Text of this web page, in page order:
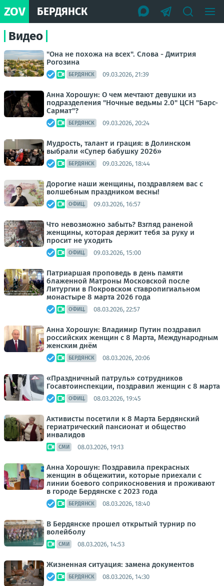
ZOV БЕРДЯНСК
Видео
"Она не похожа на всех". Слова - Дмитрия
Рогозина
БЕРДЯНСК 09.03.2026, 21:39
Анна Хорошун: О чем мечтают девушки из
подразделения "Ночные ведьмы 2.0" ЦСН "Барс-
Сармат"?
БЕРДЯНСК 09.03.2026, 20:24
Мудрость, талант и грация: в Долинском
выбрали «Супер бабушку 2026»
БЕРДЯНСК 09.03.2026, 18:44
Дорогие наши женщины, поздравляем вас с
волшебным праздником весны!
ОФИЦ. 09.03.2026, 16:57
Что невозможно забыть? Взгляд раненой
женщины, которая держит тебя за руку и
просит не уходить
ОФИЦ. 09.03.2026, 15:00
Патриаршая проповедь в день памяти
блаженной Матроны Московской после
Литургии в Покровском ставропигиальном
монастыре 8 марта 2026 года
ОФИЦ. 08.03.2026, 22:57
Анна Хорошун: Владимир Путин поздравил
российских женщин с 8 Марта, Международным
женским днём
БЕРДЯНСК 08.03.2026, 20:06
«Праздничный патруль» сотрудников
Госавтоинспекции, поздравил женщин с 8 марта
ОФИЦ. 08.03.2026, 19:45
Активисты посетили к 8 Марта Бердянский
гериатрический пансионат и общество
инвалидов
СМИ 08.03.2026, 19:13
Анна Хорошун: Поздравила прекрасных
женщин в общежитии, которые приехали с
линии боевого соприкосновения и проживают
в городе Бердянске с 2023 года
БЕРДЯНСК 08.03.2026, 18:40
В Бердянске прошел открытый турнир по
волейболу
СМИ 08.03.2026, 14:53
Жизненная ситуация: замена документов
БЕРДЯНСК 08.03.2026, 14:30